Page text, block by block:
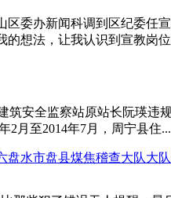
委办新闻科调到区纪委任宣
的想法，让我认识到宣
筑安全监察站原站长阮
至2014年7月，周宁县住...
水市盘县煤焦稽查大队大